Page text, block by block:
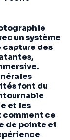
un système
capture des
font du
et les
comment ce
de pointe et